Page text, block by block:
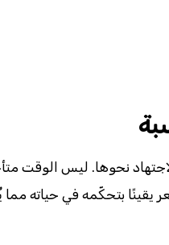
نحوها. ليس الوقت
يقينًا بتحكّمه في حياته